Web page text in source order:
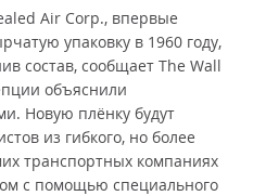
Air Corp., впервые
упаковку в 1960 году,
состав, сообщает The Wall
объяснили
Новую плёнку будут
из гибкого, но более
транспортных компаниях
с помощью специального